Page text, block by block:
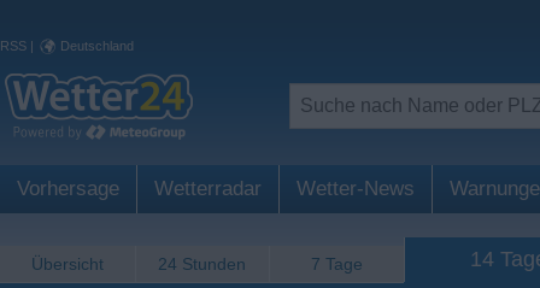
RSS | Deutschland
Vorhersage Wetterradar Wetter-News
Übersicht 24 Stunden 7 Tage 14